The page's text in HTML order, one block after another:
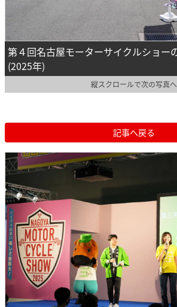
第４回名古屋モーターサイクルショー
(2025年)
縦スクロールで次の写真へ
記事へ戻る